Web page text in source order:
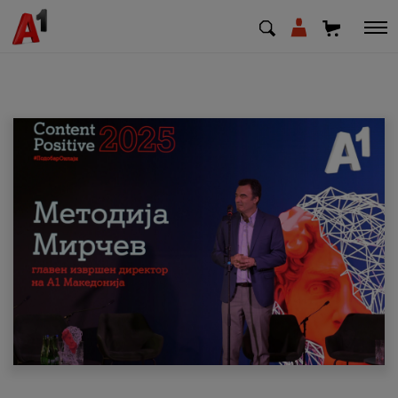
МК EN
Приватни Деловни
Поддршка
Надополни кредит